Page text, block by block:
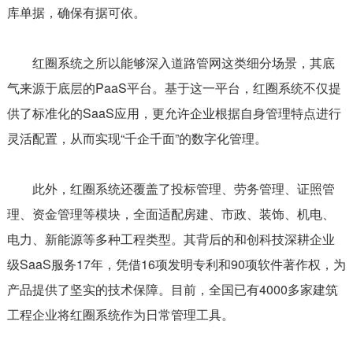
库单据，确保有据可依。
红圈系统之所以能够深入道路管网这类细分场景，其底
气来源于底层的PaaS平台。基于这一平台，红圈系统不仅提
供了标准化的SaaS应用，更允许企业根据自身管理特点进行
灵活配置，从而实现“千企千面”的数字化管理。
此外，红圈系统还覆盖了投标管理、劳务管理、证照管
理、资金管理等模块，全面适配房建、市政、装饰、机电、
电力、新能源等多种工程类型。其背后的和创科技深耕企业
级SaaS服务17年，凭借16项发明专利和90项软件著作权，为
产品提供了坚实的技术保障。目前，全国已有4000多家建筑
工程企业将红圈系统作为日常管理工具。